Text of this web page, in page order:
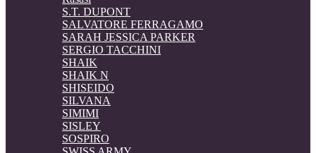
S.T. DUPONT
SALVATORE FERRAGAMO
SARAH JESSICA PARKER
SERGIO TACCHINI
SHAIK
SHAIK N
SHISEIDO
SILVANA
SIMIMI
SISLEY
SOSPIRO